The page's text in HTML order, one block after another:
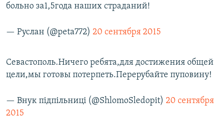
больно за1,5года наших страданий!
— Руслан (@peta772) 20 сентября 2015
Севастополь.Ничего ребята,для достижения общей
цели,мы готовы потерпеть.Перерубайте пуповину!
— Внук підпільниці (@ShlomoSledopit) 20 сентября
2015